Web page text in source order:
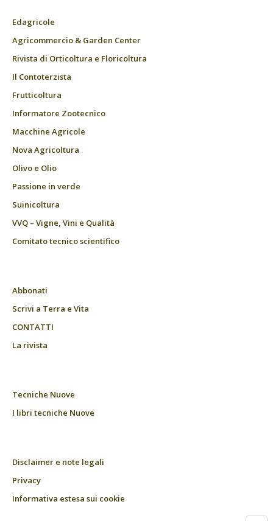
Edagricole
Agricommercio & Garden Center
Rivista di Orticoltura e Floricoltura
Il Contoterzista
Frutticoltura
Informatore Zootecnico
Macchine Agricole
Nova Agricoltura
Olivo e Olio
Passione in verde
Suinicoltura
VVQ – Vigne, Vini e Qualità
Comitato tecnico scientifico
Abbonati
Scrivi a Terra e Vita
CONTATTI
La rivista
Tecniche Nuove
I libri tecniche Nuove
Disclaimer e note legali
Privacy
Informativa estesa sui cookie